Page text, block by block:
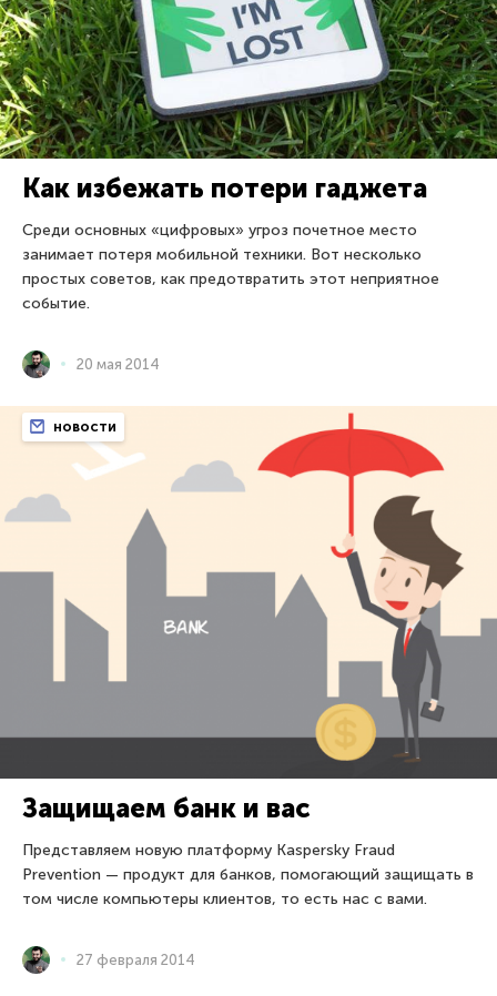
Как избежать потери гаджета
Среди основных «цифровых» угроз почетное место
занимает потеря мобильной техники. Вот несколько
простых советов, как предотвратить этот неприятное
событие.
20 мая 2014
новости
Защищаем банк и вас
Представляем новую платформу Kaspersky Fraud
Prevention — продукт для банков, помогающий защищать в
том числе компьютеры клиентов, то есть нас с вами.
27 февраля 2014